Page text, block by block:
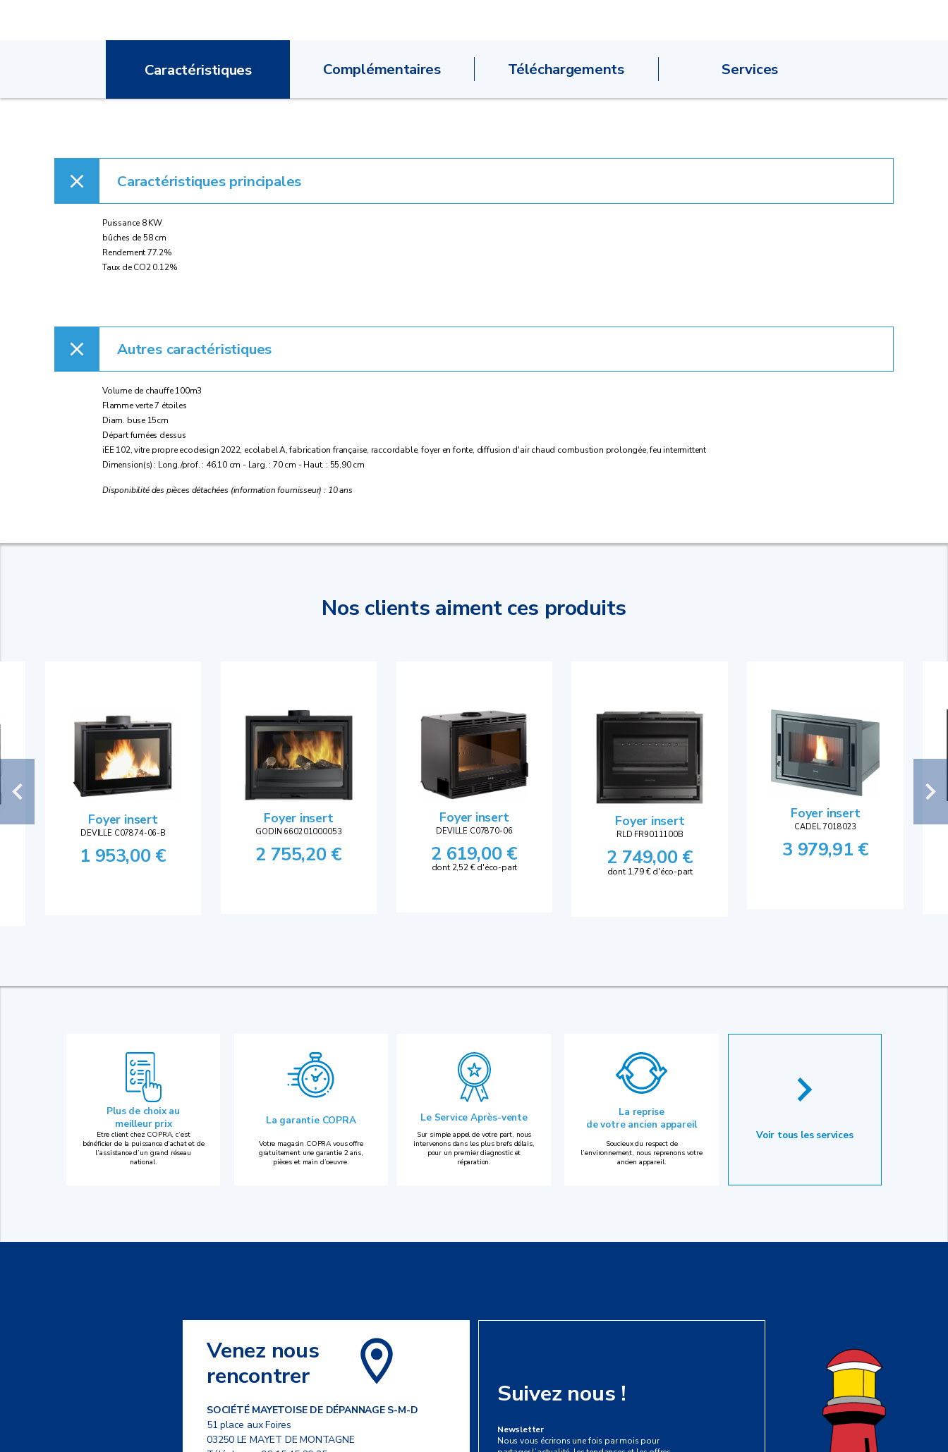
Caractéristiques Complémentaires Téléchargements Services
Caractéristiques principales
Puissance 8 KW
bûches de 58 cm
Rendement 77.2%
Taux de CO2 0.12%
Autres caractéristiques
Volume de chauffe 100m3
Flamme verte 7 étoiles
Diam. buse 15cm
Départ fumées dessus
iEE 102, vitre propre ecodesign 2022, ecolabel A, fabrication française, raccordable, foyer en fonte, diffusion d'air chaud combustion prolongée, feu intermittent
Dimension(s) : Long./prof. : 46,10 cm - Larg. : 70 cm - Haut. : 55,90 cm
Disponibilité des pièces détachées (information fournisseur) : 10 ans
Nos clients aiment ces produits
Foyer insert
DEVILLE C07874-06-B
1 953,00 €
Foyer insert
GODIN 660201000053
2 755,20 €
Foyer insert
DEVILLE C07870-06
2 619,00 €
dont 2,52 € d'éco-part
Foyer insert
RLD FR9011100B
2 749,00 €
dont 1,79 € d'éco-part
Foyer insert
CADEL 7018023
3 979,91 €
Plus de choix au
meilleur prix
Etre client chez COPRA, c’est
bénéficier de la puissance d’achat et de
l’assistance d’un grand réseau
national.
La garantie COPRA
Votre magasin COPRA vous offre
gratuitement une garantie 2 ans,
pièces et main d’oeuvre.
Le Service Après-vente
Sur simple appel de votre part, nous
intervenons dans les plus brefs délais,
pour un premier diagnostic et
réparation.
La reprise
de votre ancien appareil
Soucieux du respect de
l’environnement, nous reprenons votre
ancien appareil.
Voir tous les services
Venez nous
rencontrer
SOCIÉTÉ MAYETOISE DE DÉPANNAGE S-M-D
51 place aux Foires
03250 LE MAYET DE MONTAGNE
Suivez nous !
Newsletter
Nous vous écrirons une fois par mois pour